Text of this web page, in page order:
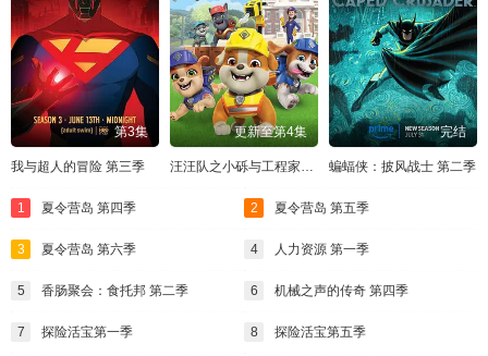
第3集
我与超人的冒险 第三季
更新至第4集 完结
蝙蝠侠：披风战士 第二季
1 夏令营岛 第四季 2 夏令营岛 第五季
3 夏令营岛 第六季 4 人力资源 第一季
5 香肠聚会：食托邦 第二季 6 机械之声的传奇 第四季
7 探险活宝第一季 8 探险活宝第五季